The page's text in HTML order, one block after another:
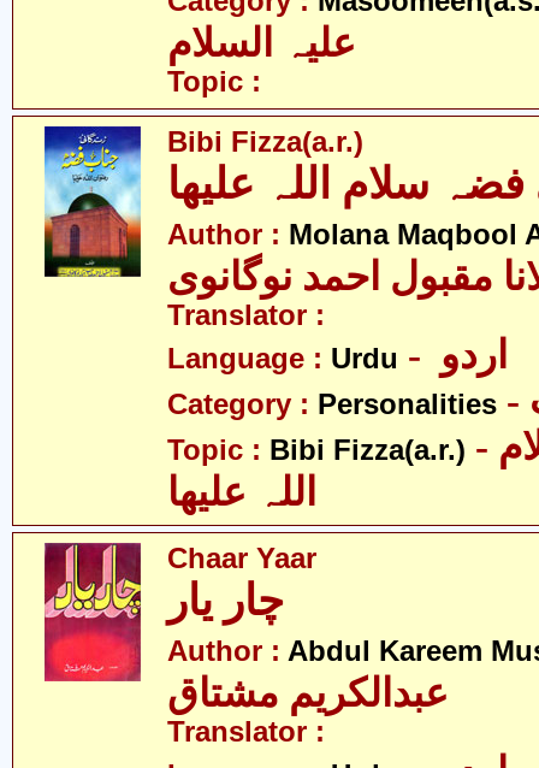
Topic :
Bibi Fizza(a.r.)
سلام اللہ علیھا
Author : Molana Maqbool
مقبول احمد نوگانوی
Translator :
Language : Urdu
Category : Personalities
Topic : Bibi Fizza(a.r.) - بی بی فضہ سلام
اللہ علیھا
Chaar Yaar
چار یار
Author : Abdul Kareem
عبدالکریم مشتاق
Translator :